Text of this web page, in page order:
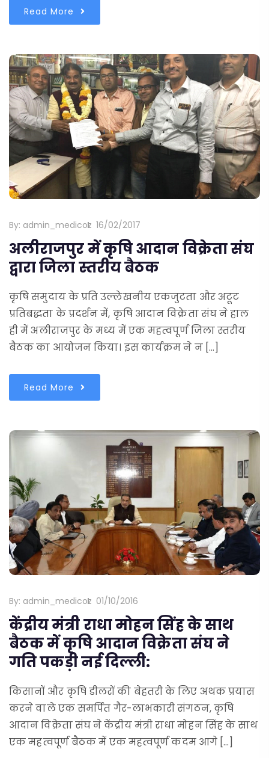
Read More
By: admin_medicoz 16/02/2017
अलीराजपुर में कृषि आदान विक्रेता संघ
द्वारा जिला स्तरीय बैठक
कृषि समुदाय के प्रति उल्लेखनीय एकजुटता और अटूट
प्रतिबद्धता के प्रदर्शन में, कृषि आदान विक्रेता संघ ने हाल
ही में अलीराजपुर के मध्य में एक महत्वपूर्ण जिला स्तरीय
बैठक का आयोजन किया। इस कार्यक्रम ने न […]
Read More
By: admin_medicoz 01/10/2016
केंद्रीय मंत्री राधा मोहन सिंह के साथ
बैठक में कृषि आदान विक्रेता संघ ने
गति पकड़ी नई दिल्ली:
किसानों और कृषि डीलरों की बेहतरी के लिए अथक प्रयास
करने वाले एक समर्पित गैर-लाभकारी संगठन, कृषि
आदान विक्रेता संघ ने केंद्रीय मंत्री राधा मोहन सिंह के साथ
एक महत्वपूर्ण बैठक में एक महत्वपूर्ण कदम आगे […]